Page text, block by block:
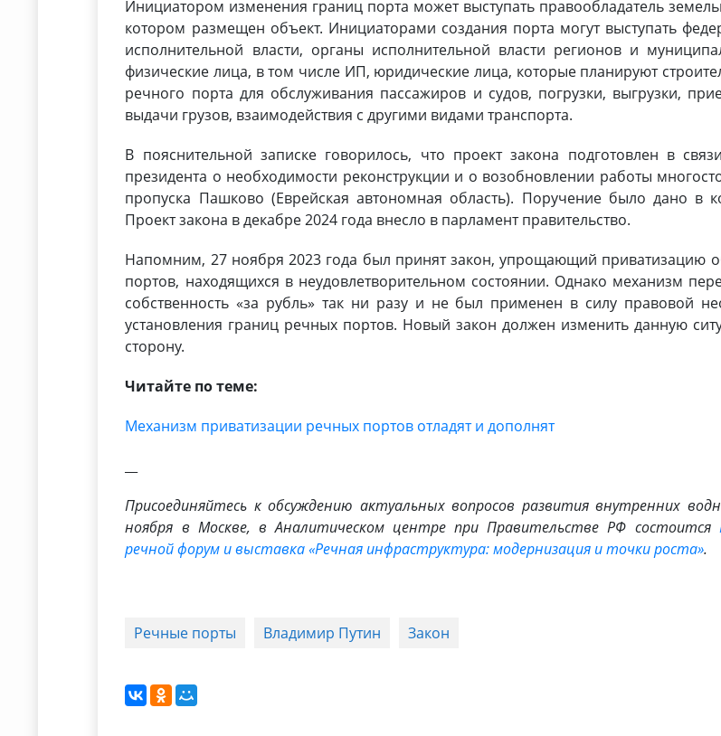
Инициатором изменения границ порта может выступать правообладатель
котором размещен объект. Инициаторами создания порта могут выступать
исполнительной власти, органы исполнительной власти регионов и
физические лица, в том числе ИП, юридические лица, которые планируют
речного порта для обслуживания пассажиров и судов, погрузки, выгрузки,
выдачи грузов, взаимодействия с другими видами транспорта.
В пояснительной записке говорилось, что проект закона подготовлен в
президента о необходимости реконструкции и о возобновлении работы
пропуска Пашково (Еврейская автономная область). Поручение было дано в
Проект закона в декабре 2024 года внесло в парламент правительство.
Напомним, 27 ноября 2023 года был принят закон, упрощающий приватизацию
портов, находящихся в неудовлетворительном состоянии. Однако механизм
собственность «за рубль» так ни разу и не был применен в силу правовой
установления границ речных портов. Новый закон должен изменить данную
сторону.
Читайте по теме:
Механизм приватизации речных портов отладят и дополнят
Присоединяйтесь к обсуждению актуальных вопросов развития внутренних
ноября в Москве, в Аналитическом центре при Правительстве РФ состоится
речной форум и выставка «Речная инфраструктура: модернизация и точки роста».
Речные порты Владимир Путин Закон